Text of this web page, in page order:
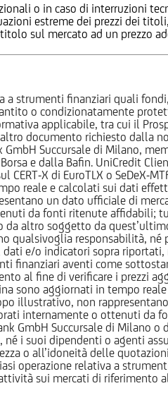
o in caso di interruzioni
estreme dei prezzi dei
sul mercato ad un prezzo
a strumenti finanziari quali
o condizionatamente
applicabile, tra cui il
documento richiesto dalla
Succursale di Milano,
e dalla Bafin. UniCredit
CERT-X di EuroTLX o SeDeX-
reale e calcolati sui dati
un dato ufficiale di
da fonti ritenute affidabili;
da altro soggetto da
qualsivoglia responsabilità, né
e/o indicatori sopra
finanziari aventi come
al fine di verificare i prezzi
sono aggiornati in tempo
illustrativo, non
internamente o ottenuti da
GmbH Succursale di Milano
né i suoi dipendenti o agenti
o all’idoneità delle
operazione relativa a
sui mercati di riferimento